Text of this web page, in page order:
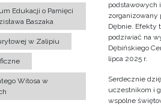
Edukacji o Pamięci
Baszaka
w Zalipiu
Witosa w
podstawowych
Dębnie. Efekty
podziwiać na
Dębińskiego
lipca 2025 r.
Serdecznie
uczestnikom i
wspólne